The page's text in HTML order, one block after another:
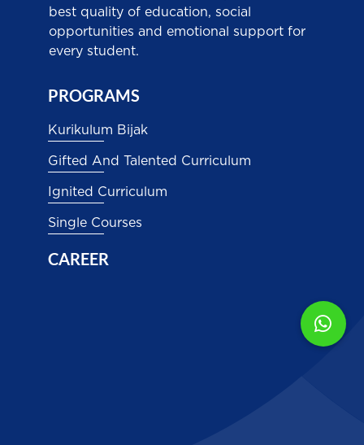
best quality of education, social
opportunities and emotional support for
every student.
PROGRAMS
Kurikulum Bijak
Gifted And Talented Curriculum
Ignited Curriculum
Single Courses
CAREER